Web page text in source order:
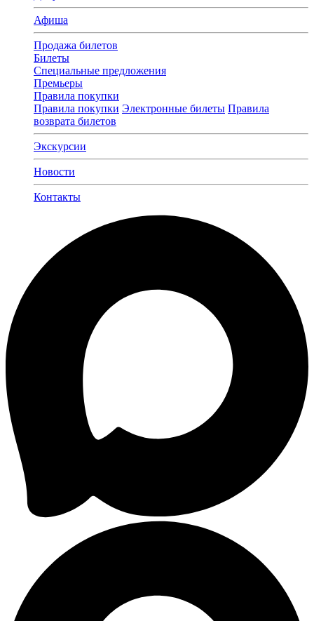
Афиша
Продажа билетов
Билеты
Специальные предложения
Премьеры
Правила покупки
Правила покупки Электронные билеты Правила
возврата билетов
Экскурсии
Новости
Контакты